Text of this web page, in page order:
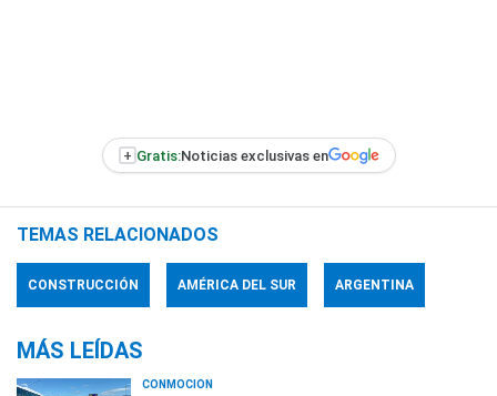
+ Gratis:Noticias exclusivas en
TEMAS RELACIONADOS
CONSTRUCCIÓN AMÉRICA DEL SUR ARGENTINA
MÁS LEÍDAS
CONMOCIÓN